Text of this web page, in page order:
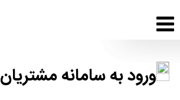
ورود به سامانه مشتریان